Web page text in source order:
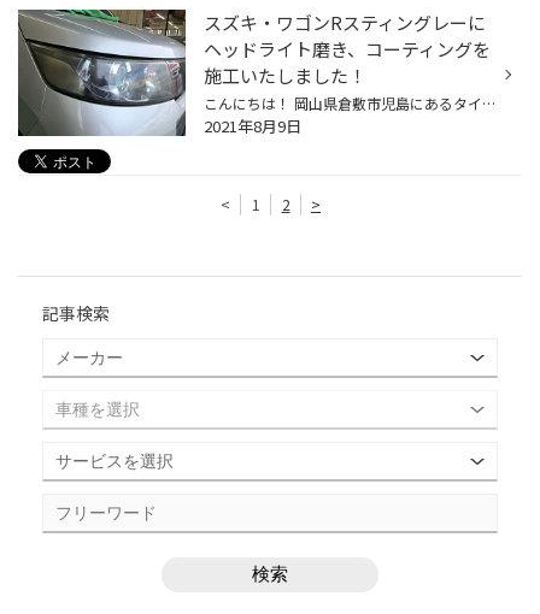
スズキ・ワゴンRスティングレーに
ヘッドライト磨き、コーティングを
施工いたしました！
こんにちは！ 岡山県倉敷市児島にあるタイヤ館 アクロスプラザ倉敷児島店スタッフのスマスです！ いつも当店のWEBページをご覧いただきありがとうございます！ 台風が接近し非常に風が強いですね(;'∀') 道路にも倒木などいろいろなものが散乱しております！外出される方はお気を付けくださいね(>_<)...
2021年8月9日
< 1 2 >
記事検索